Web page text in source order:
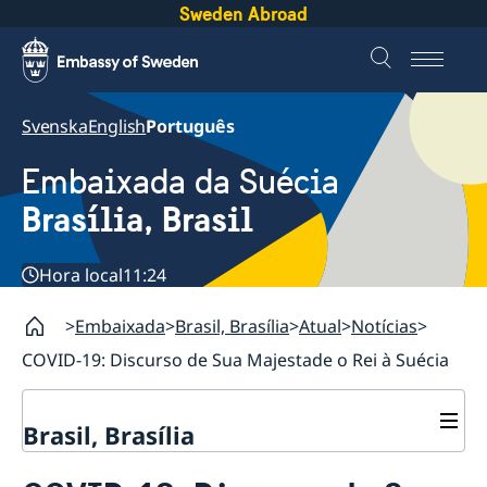
Sweden Abroad
SvenskaEnglishPortuguês
Embaixada da Suécia
Brasília, Brasil
Hora local11:24
Embaixada Brasil, Brasília Atual Notícias
COVID-19: Discurso de Sua Majestade o Rei à Suécia
Brasil, Brasília